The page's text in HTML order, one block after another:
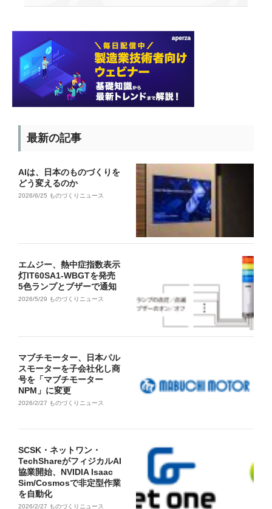
最新の記事
AIは、日本のものづくりを
どう変えるのか
2026/6/25 ものづくりニュース
エムジー、熱中症指数表示
灯IT60SA1-WBGTを発売
5色ランプとブザーで通知
2026/5/29 ものづくりニュース
マブチモーター、日本パル
スモーターを子会社化し商
号を「マブチモーター
NPM」に変更
2026/2/27 ものづくりニュース
SCSK・ネットワン・
TechShareがフィジカルAI
協業開始、NVIDIA Isaac
Sim/Cosmosで非定型作業
を自動化
2026/2/27 ものづくりニュース